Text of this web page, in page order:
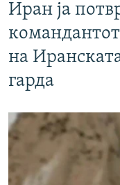
Иран ја
на
гарда